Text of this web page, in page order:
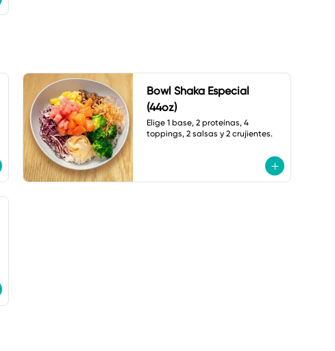
Bowl Shaka Especial
(44oz)
Elige 1 base, 2 proteínas, 4
toppings, 2 salsas y 2 crujientes.